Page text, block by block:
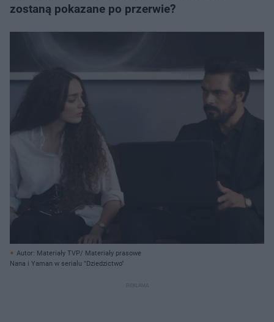
zostaną pokazane po przerwie?
Autor: Materiały TVP/ Materiały prasowe
Nana i Yaman w serialu "Dziedzictwo"